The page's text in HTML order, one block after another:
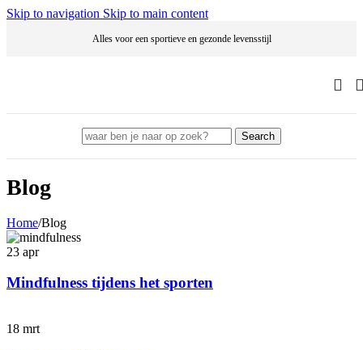
Skip to navigation Skip to main content
Alles voor een sportieve en gezonde levensstijl
Search
Blog
Home/Blog
23 apr
Mindfulness tijdens het sporten
18 mrt